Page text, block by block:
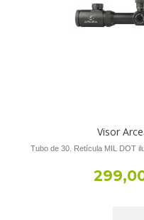
Visor
Tubo de 30. Retícula MIL DOT